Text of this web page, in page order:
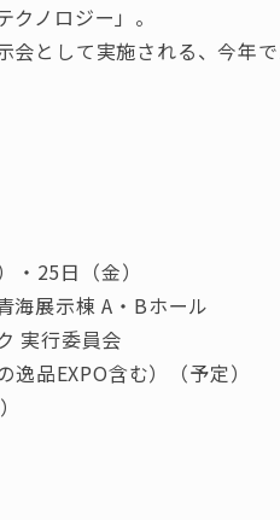
ノロジー」。
会として実施される、今年
・25日（金）
展示棟 A・Bホール
実行委員会
品EXPO含む）（予定）